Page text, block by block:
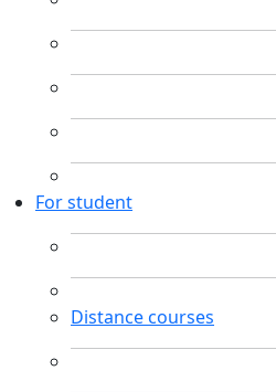
For student
Distance courses